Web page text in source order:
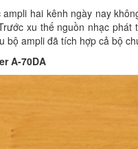
ampli hai kênh ngày nay
xu thế nguồn nhạc
bộ ampli đã tích hợp cả bộ
A-70DA